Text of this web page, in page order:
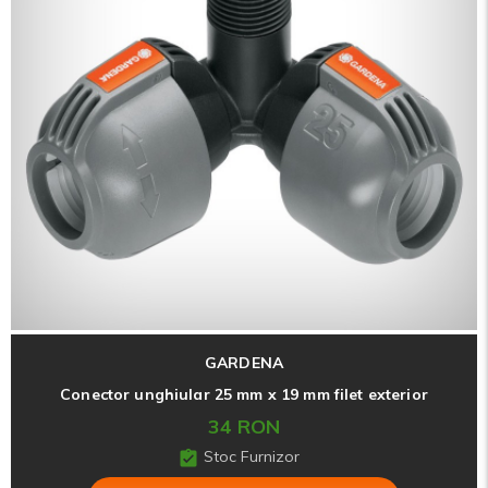
GARDENA
Conector unghiular 25 mm x 19 mm filet exterior
34 RON
Stoc Furnizor